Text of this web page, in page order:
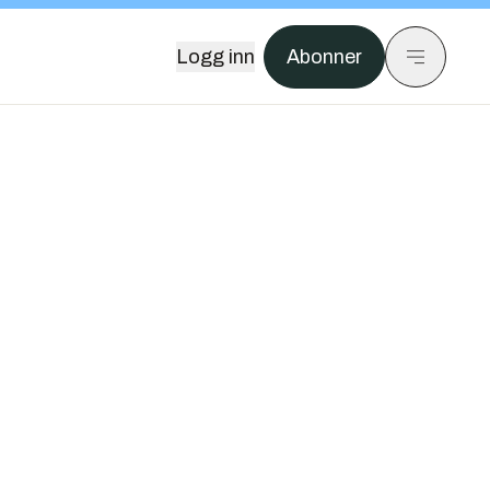
Logg inn Abonner